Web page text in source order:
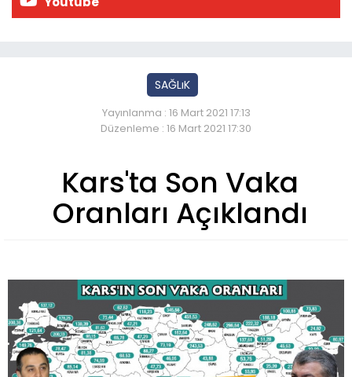
SAĞLıK
Yayınlanma : 16 Mart 2021 17:13
Düzenleme : 16 Mart 2021 17:30
Kars'ta Son Vaka
Oranları Açıklandı